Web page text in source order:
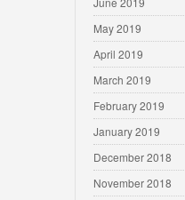
May 2019
April 2019
March 2019
February 2019
January 2019
December 2018
November 2018